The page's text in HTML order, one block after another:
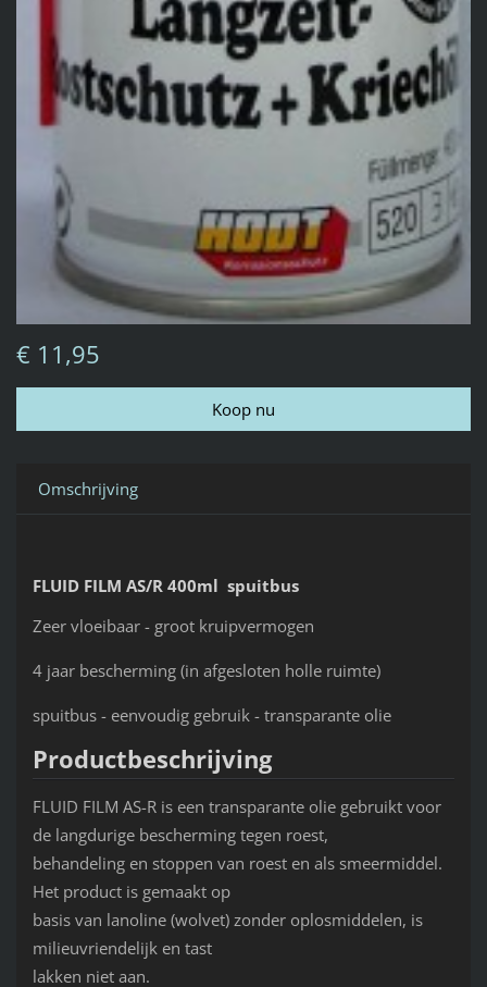
€ 11,95
Omschrijving
FLUID FILM AS/R 400ml spuitbus
Zeer vloeibaar - groot kruipvermogen
4 jaar bescherming (in afgesloten holle ruimte)
spuitbus - eenvoudig gebruik - transparante olie
Productbeschrijving
FLUID FILM AS-R is een transparante olie gebruikt voor
de langdurige bescherming tegen roest,
behandeling en stoppen van roest en als smeermiddel.
Het product is gemaakt op
basis van lanoline (wolvet) zonder oplosmiddelen, is
milieuvriendelijk en tast
lakken niet aan.